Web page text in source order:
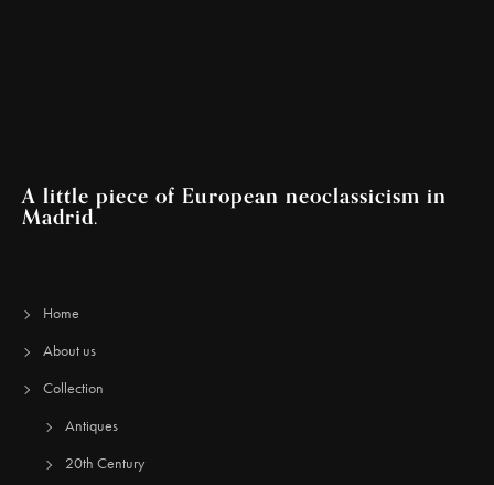
A little piece of European neoclassicism in
Madrid.
Home
About us
Collection
Antiques
20th Century